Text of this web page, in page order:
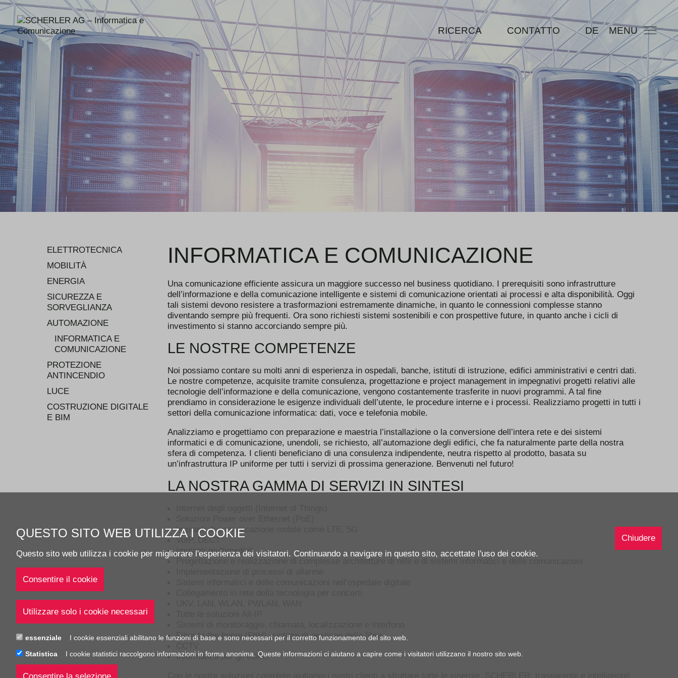
SCHERLER
SA - smart swiss engineering
RICERCA CONTATTO DE MENU
ELETTROTECNICA
MOBILITÀ
ENERGIA
SICUREZZA E
SORVEGLIANZA
AUTOMAZIONE
INFORMATICA E
COMUNICAZIONE
PROTEZIONE
ANTINCENDIO
LUCE
COSTRUZIONE DIGITALE
E BIM
INFORMATICA E COMUNICAZIONE
Una comunicazione efficiente assicura un maggiore successo nel business quotidiano. I prerequisiti sono infrastrutture
dell’informazione e della comunicazione intelligente e sistemi di comunicazione orientati ai processi e alta disponibilità. Oggi
tali sistemi devono resistere a trasformazioni estremamente dinamiche, in quanto le connessioni complesse stanno
diventando sempre più frequenti. Ora sono richiesti sistemi sostenibili e con prospettive future, in quanto anche i cicli di
investimento si stanno accorciando sempre più.
LE NOSTRE COMPETENZE
Noi possiamo contare su molti anni di esperienza in ospedali, banche, istituti di istruzione, edifici amministrativi e centri dati.
Le nostre competenze, acquisite tramite consulenza, progettazione e project management in impegnativi progetti relativi alle
tecnologie dell’informazione e della comunicazione, vengono costantemente trasferite in nuovi programmi. A tal fine
prendiamo in considerazione le esigenze individuali dell’utente, le procedure interne e i processi. Realizziamo progetti in tutti i
settori della comunicazione informatica: dati, voce e telefonia mobile.
Analizziamo e progettiamo con preparazione e maestria l’installazione o la conversione dell’intera rete e dei sistemi
informatici e di comunicazione, unendoli, se richiesto, all’automazione degli edifici, che fa naturalmente parte della nostra
sfera di competenza. I clienti beneficiano di una consulenza indipendente, neutra rispetto al prodotto, basata su
un’infrastruttura IP uniforme per tutti i servizi di prossima generazione. Benvenuti nel futuro!
LA NOSTRA GAMMA DI SERVIZI IN SINTESI
Impianti di comunicazione mobile come LTE, 5G
VoIP, DECT
Impianti multimediali
Progettazione e realizzazione di complesse architetture di rete e di sistemi informatici e delle comunicazioni
Fiber to the home (FttH), sistemi di gestione della fibra
Informatica per gli edifici
Chiudere
QUESTO SITO WEB UTILIZZA I COOKIE
Questo sito web utilizza i cookie per migliorare l'esperienza dei visitatori. Continuando a navigare in questo sito, accettate l'uso dei cookie.
essenziale
I cookie essenziali abilitano le funzioni di base e sono necessari per il corretto funzionamento del sito web.
Statistica
I cookie statistici raccolgono informazioni in forma anonima. Queste informazioni ci aiutano a capire come i visitatori utilizzano il nostro sito web.